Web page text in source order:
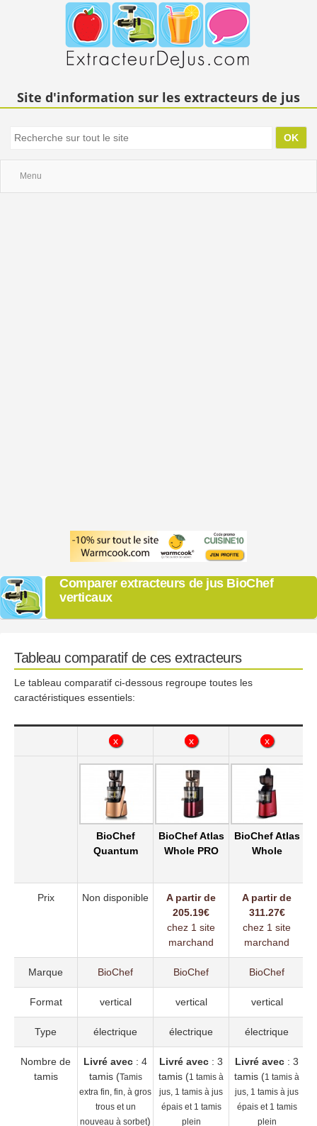
Site d'information sur les extracteurs de jus
Menu
Comparer extracteurs de jus BioChef
verticaux
Tableau comparatif de ces extracteurs
Le tableau comparatif ci-dessous regroupe toutes les
caractéristiques essentiels:
x x
x
x
x x
BioChef
Quantum
BioChef Atlas
Whole PRO
BioChef Atlas
Whole
Prix Non disponible
A partir de
205.19€
chez 1 site
marchand
A partir de
311.27€
chez 1 site
marchand
Marque BioChef BioChef BioChef
Format vertical vertical vertical
Type électrique électrique électrique
Nombre de
tamis
Livré avec : 4
tamis (Tamis
extra fin, fin, à gros
trous et un
nouveau à sorbet)
Livré avec : 3
tamis (1 tamis à
jus, 1 tamis à jus
épais et 1 tamis
plein
Livré avec : 3
tamis (1 tamis à
jus, 1 tamis à jus
épais et 1 tamis
plein